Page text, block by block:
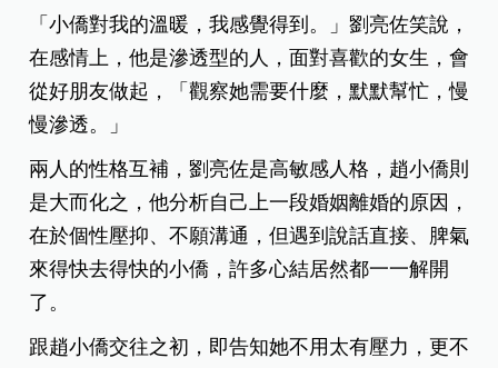
「小僑對我的溫暖，我感覺得到。」劉亮佐笑說，
在感情上，他是滲透型的人，面對喜歡的女生，會
從好朋友做起，「觀察她需要什麼，默默幫忙，慢
慢滲透。」
兩人的性格互補，劉亮佐是高敏感人格，趙小僑則
是大而化之，他分析自己上一段婚姻離婚的原因，
在於個性壓抑、不願溝通，但遇到說話直接、脾氣
來得快去得快的小僑，許多心結居然都一一解開
了。
跟趙小僑交往之初，即告知她不用太有壓力，更不